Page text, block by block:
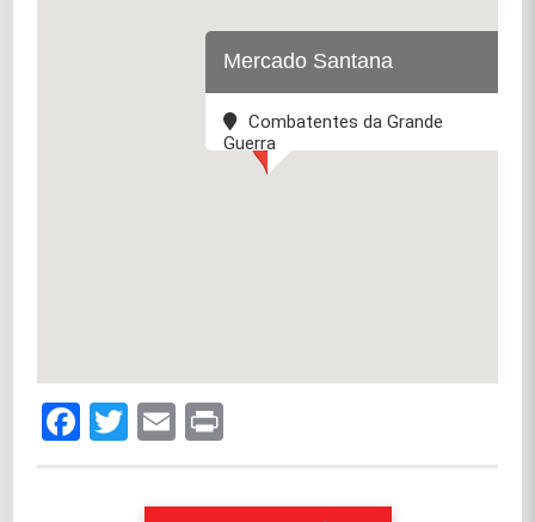
Mercado Santana
Combatentes da Grande
Guerra
Facebook
Twitter
Email